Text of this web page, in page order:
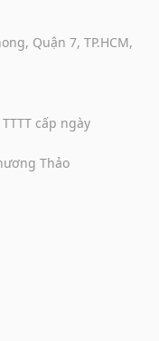
Quận 7, TP.HCM,
cấp ngày
Thảo